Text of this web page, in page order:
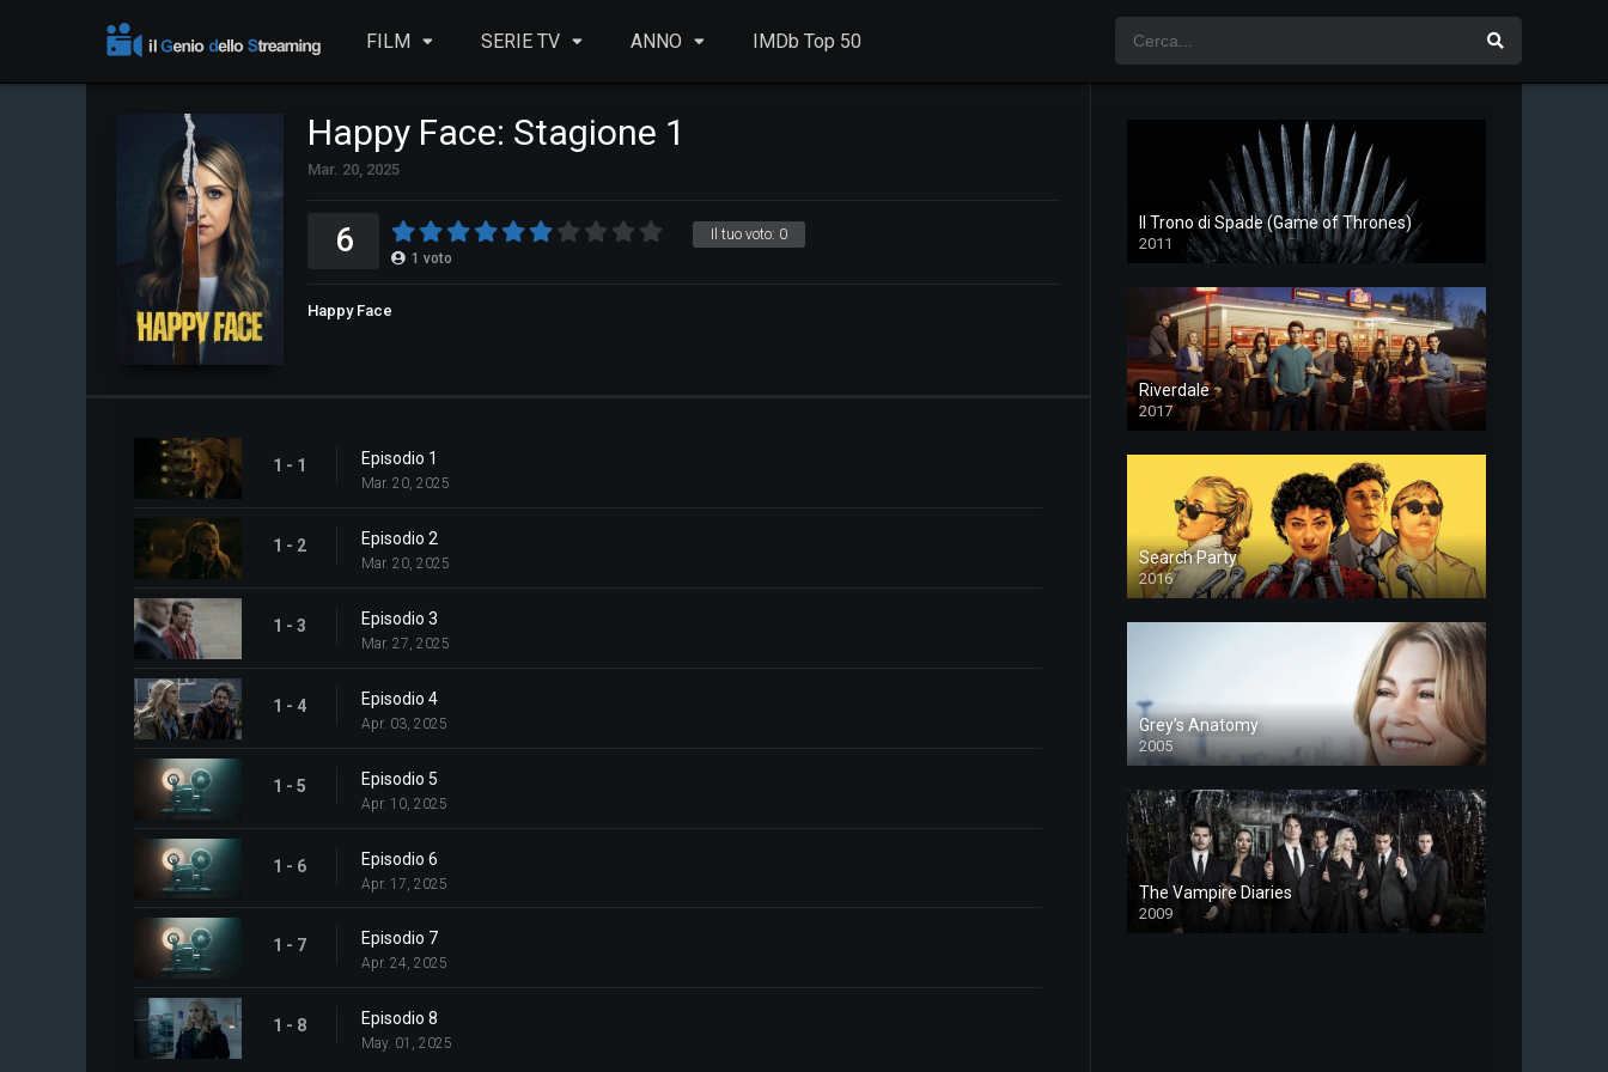
FILM SERIE TV ANNO IMDb Top 50
Happy Face: Stagione 1
Mar. 20, 2025
Il tuo voto: 0
6 1 voto
Happy Face
1 - 1 Episodio 1
Mar. 20, 2025
1 - 2 Episodio 2
Mar. 20, 2025
1 - 3 Episodio 3
Mar. 27, 2025
1 - 4 Episodio 4
Apr. 03, 2025
1 - 5 Episodio 5
Apr. 10, 2025
1 - 6 Episodio 6
Apr. 17, 2025
1 - 7 Episodio 7
Apr. 24, 2025
1 - 8 Episodio 8
May. 01, 2025
Il Trono di Spade (Game of Thrones)
2011
Riverdale
2017
Search Party
2016
Grey’s Anatomy
2005
The Vampire Diaries
2009